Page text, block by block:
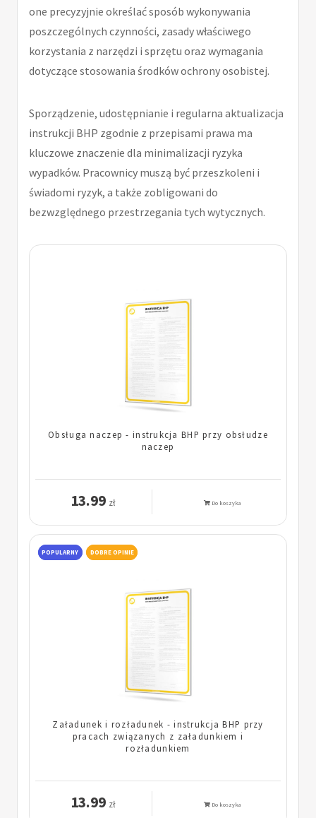
one precyzyjnie określać sposób wykonywania
poszczególnych czynności, zasady właściwego
korzystania z narzędzi i sprzętu oraz wymagania
dotyczące stosowania środków ochrony osobistej.
Sporządzenie, udostępnianie i regularna aktualizacja
instrukcji BHP zgodnie z przepisami prawa ma
kluczowe znaczenie dla minimalizacji ryzyka
wypadków. Pracownicy muszą być przeszkoleni i
świadomi ryzyk, a także zobligowani do
bezwzględnego przestrzegania tych wytycznych.
Obsługa naczep - instrukcja BHP przy obsłudze
naczep
13.99 zł Do koszyka
POPULARNY DOBRE OPINIE
Załadunek i rozładunek - instrukcja BHP przy
pracach związanych z załadunkiem i
rozładunkiem
13.99 zł Do koszyka